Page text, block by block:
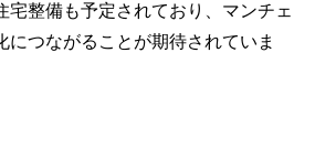
宅整備も予定されており、マンチェ
につながることが期待されていま